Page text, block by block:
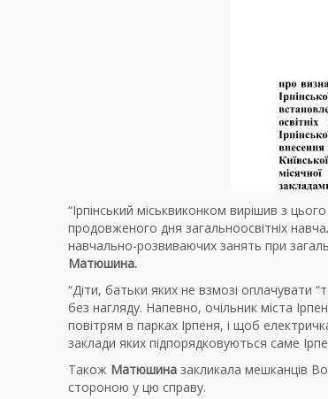
“Ірпінський міськвиконком вирішив з
продовженого дня загальноосвітніх
навчально-розвиваючих занять при
Матюшина.
“Діти, батьки яких не взмозі оплачувати
без нагляду. Напевно, очільник міста
повітрям в парках Ірпеня, і щоб
заклади яких підпорядковуються саме
Також Матюшина закликала мешканців
стороною у цю справу.